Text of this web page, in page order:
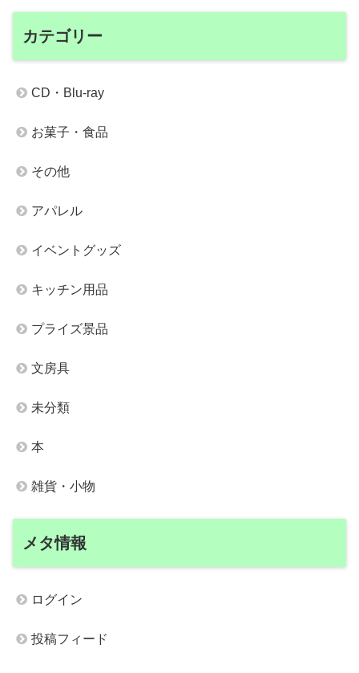
カテゴリー
CD・Blu-ray
お菓子・食品
その他
アパレル
イベントグッズ
キッチン用品
プライズ景品
文房具
未分類
本
雑貨・小物
メタ情報
ログイン
投稿フィード